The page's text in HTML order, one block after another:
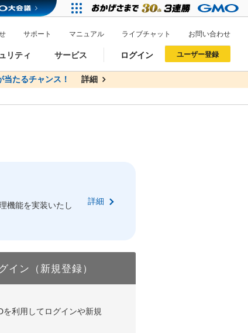
リティ サービス
サポート マニュアル ライブチャット お問い合わせ
ログイン
新の機能を使う方
能
ユーザー登録
新の機能を使う方
たるチャンス！ 詳細
詳細
機能を実装いたし
詳細
イン（新規登録）
利用してログインや新規